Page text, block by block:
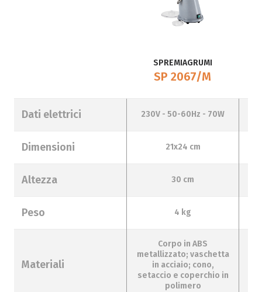
SPREMIAGRUMI
SP 2067/M
Dati elettrici 230V - 50-60Hz - 70W
Dimensioni 21x24 cm
Altezza 30 cm
Peso 4 kg
Materiali
Corpo in ABS
metallizzato; vaschetta
in acciaio; cono,
setaccio e coperchio in
polimero